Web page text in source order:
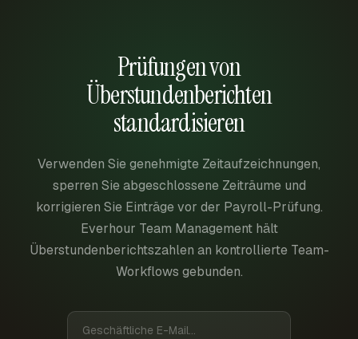
Prüfungen von
Überstundenberichten
standardisieren
Verwenden Sie genehmigte Zeitaufzeichnungen,
sperren Sie abgeschlossene Zeiträume und
korrigieren Sie Einträge vor der Payroll-Prüfung.
Everhour Team Management hält
Überstundenberichtszahlen an kontrollierte Team-
Workflows gebunden.